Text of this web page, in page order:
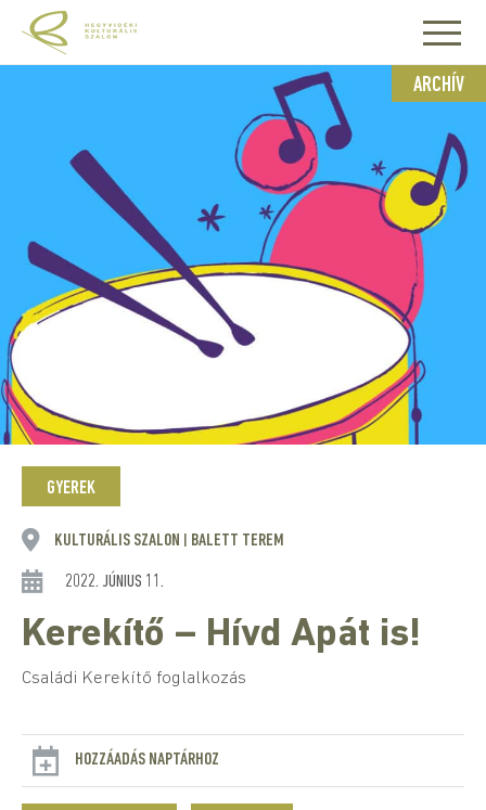
ARCHÍV
GYEREK
KULTURÁLIS SZALON BALETT TEREM
2022. JÚNIUS 11.
Kerekítő – Hívd Apát is!
Családi Kerekítő foglalkozás
HOZZÁADÁS NAPTÁRHOZ